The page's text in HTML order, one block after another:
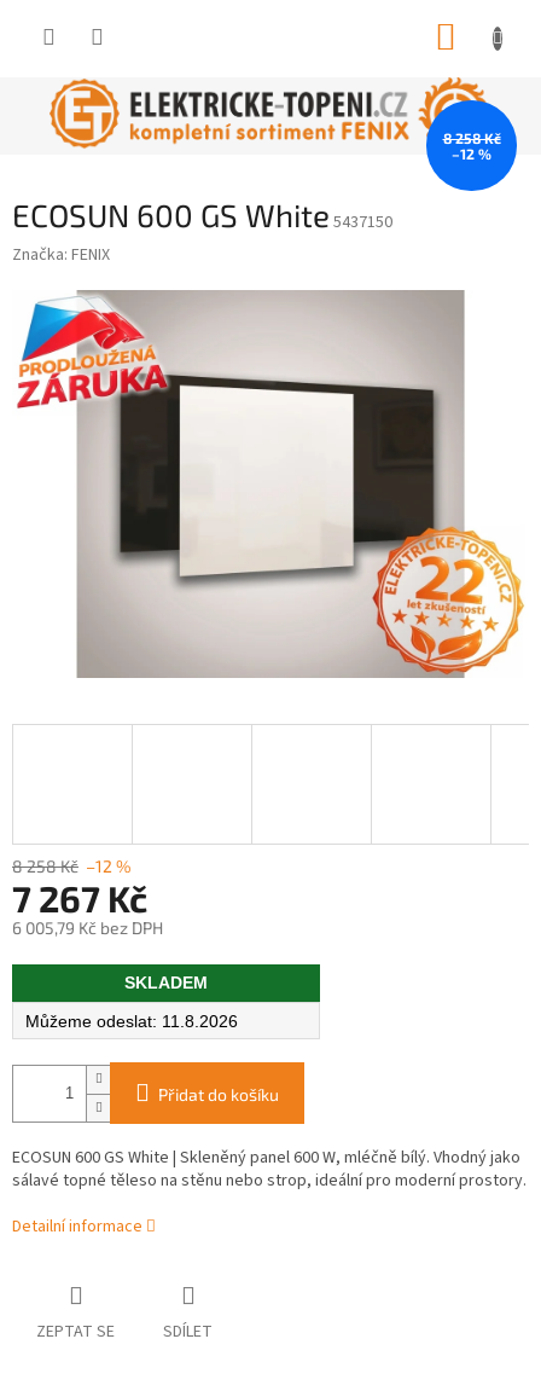
ECOSUN 600 GS White 5437150
Značka: FENIX
8 258 Kč
–12 %
8 258 Kč –12 %
7 267 Kč
6 005,79 Kč bez DPH
Měrná
SKLADEM
11.8.2026
Přidat do košíku
ECOSUN 600 GS White | Skleněný panel 600 W, mléčně bílý. Vhodný jako
sálavé topné těleso na stěnu nebo strop, ideální pro moderní prostory.
Detailní informace
ZEPTAT SE SDÍLET